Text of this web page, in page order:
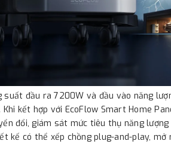
suất đầu ra 7200W và đầu vào năng
kết hợp với EcoFlow Smart Home
đổi, giám sát mức tiêu thụ năng
kế có thể xếp chồng plug-and-play,